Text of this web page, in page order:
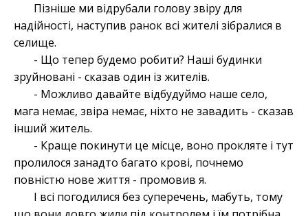
Пізніше ми відрубали голову звіру для
надійності, наступив ранок всі жителі зібралися в
селище.
- Що тепер будемо робити? Наші будинки
зруйновані - сказав один із жителів.
- Можливо давайте відбудуймо наше село,
мага немає, звіра немає, ніхто не завадить - сказав
інший житель.
- Краще покинути це місце, воно прокляте і тут
пролилося занадто багато крові, почнемо
повністю нове життя - промовив я.
І всі погодилися без суперечень, мабуть, тому